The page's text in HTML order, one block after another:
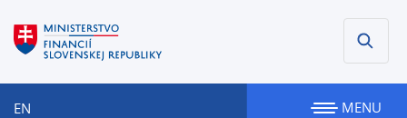
EN MENU